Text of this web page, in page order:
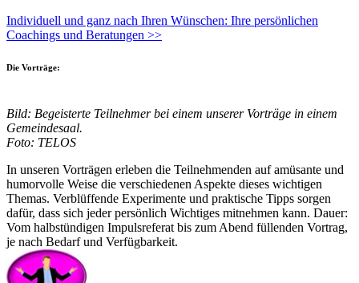
Individuell und ganz nach Ihren Wünschen: Ihre persönlichen
Coachings und Beratungen >>
Die Vorträge:
Bild: Begeisterte Teilnehmer bei einem unserer Vorträge in einem
Gemeindesaal.
Foto: TELOS
In unseren Vorträgen erleben die Teilnehmenden auf amüsante und
humorvolle Weise die verschiedenen Aspekte dieses wichtigen
Themas. Verblüffende Experimente und praktische Tipps sorgen
dafür, dass sich jeder persönlich Wichtiges mitnehmen kann. Dauer:
Vom halbstündigen Impulsreferat bis zum Abend füllenden Vortrag,
je nach Bedarf und Verfügbarkeit.